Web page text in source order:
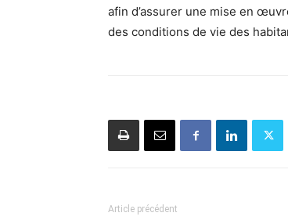
afin d’assurer une mise en
des conditions de
Article précédent